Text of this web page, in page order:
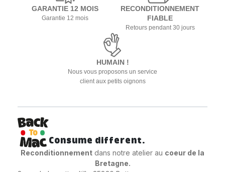
GARANTIE 12 MOIS
Garantie 12 mois
RECONDITIONNEMENT
FIABLE
Retours pendant 30 jours
HUMAIN !
Nous vous proposons un service
client aux petits oignons
Consume different.
Reconditionnement dans notre atelier au coeur de la
Bretagne.